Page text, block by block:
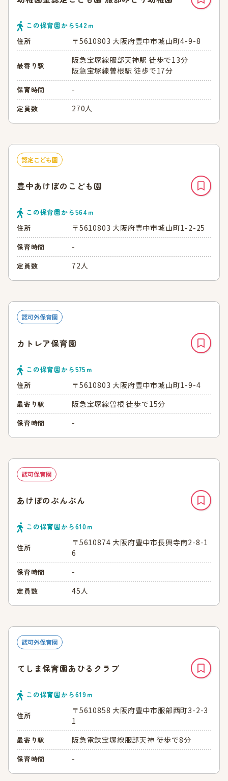
この保育園から542ｍ
住所
〒5610803 大阪府豊中市城山町4-9-8
最寄り駅
阪急宝塚線服部天神駅 徒歩で13分
阪急宝塚線曽根駅 徒歩で17分
保育時間 -
定員数 270人
認定こども園
豊中あけぼのこども園
この保育園から564 ｍ
住所
〒5610803 大阪府豊中市城山町1-2-25
保育時間 -
定員数 72人
認可外保育園
カトレア保育園
この保育園から575ｍ
住所
〒5610803 大阪府豊中市城山町1-9-4
最寄り駅 阪急宝塚線曽根 徒歩で15分
保育時間 -
認可保育園
あけぼのぶんぶん
この保育園から610ｍ
住所
〒5610874 大阪府豊中市長興寺南2-8-1
6
保育時間 -
定員数 45人
認可外保育園
てしま保育園あひるクラブ
この保育園から619ｍ
住所
〒5610858 大阪府豊中市服部西町3-2-3
1
最寄り駅 阪急電鉄宝塚線服部天神 徒歩で8分
保育時間 -